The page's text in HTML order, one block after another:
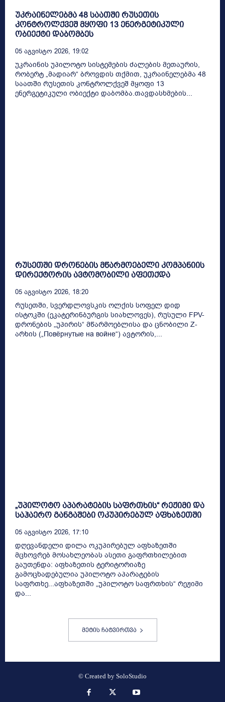
უკრაინელებმა 48 საათში რუსეთის
კონტროლქვეშ მყოფი 13 ენერგეტიკული
ობიექტი დაბომბეს
05 Აგვისტო 2026, 19:02
უკრაინის უპილოტო სისტემების ძალების მეთაურის,
რობერტ „მადიარ“ ბროვდის თქმით, უკრაინელებმა 48
საათში რუსეთის კონტროლქვეშ მყოფი 13
ენერგეტიკული ობიექტი დაბომბა.თავდასხმების...
რუსეთში დრონების მწარმოებელი კომპანიის
დირექტორის ავტომობილი აფეთქდა
05 Აგვისტო 2026, 18:20
რუსეთში, სვერდლოვსკის ოლქის სოფელ დიდ
ისტოკში (ეკატერინბურგის სიახლოვეს), რუსული FPV-
დრონების „უპირის“ მწარმოებლისა და ცნობილი Z-
არხის („Повёрнутые на войне“) ავტორის,...
„უპილოტო აპარატების საფრთხის“ რეჟიმი და
საჰაერო განგაშები ოკუპირებულ აფხაზეთში
05 Აგვისტო 2026, 17:10
დღევანდელი დილა ოკუპირებულ აფხაზეთში
მცხოვრებ მოსახლეობას ასეთი გაფრთხილებით
გაუთენდა: აფხაზეთის ტერიტორიაზე
გამოცხადებულია უპილოტო აპარატების
საფრთხე...აფხაზეთში „უპილოტო საფრთხის“ რეჟიმი
და...
მეტის ჩატვირთვა
© Created by SoloStudio